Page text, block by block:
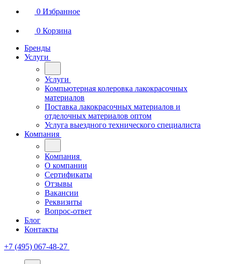
0 Избранное
0 Корзина
Бренды
Услуги
Услуги
Компьютерная колеровка лакокрасочных
материалов
Поставка лакокрасочных материалов и
отделочных материалов оптом
Услуга выездного технического специалиста
Компания
Компания
О компании
Сертификаты
Отзывы
Вакансии
Реквизиты
Вопрос-ответ
Блог
Контакты
+7 (495) 067-48-27